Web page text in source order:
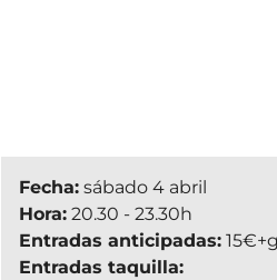
Fecha:sábado 4 abril
Hora:20.30 - 23.30h
Entradas anticipadas:
Entradas taquilla: